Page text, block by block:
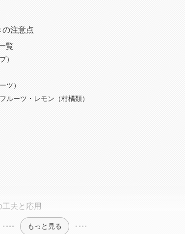
の注意点
覧
）
ツ）
ルーツ・レモン（柑橘類）
夫と応用
もっと見る